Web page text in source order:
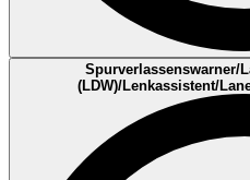
Vorausschauende
Abstandsregeltempomaten und
zu verhindern oder zumindest die
verringern und die Schwere des
drohender Kollision mit einem
Fahrer mehrstufig durch ein
Spurverlassenswarner/
(LDW)/Lenkassistent/